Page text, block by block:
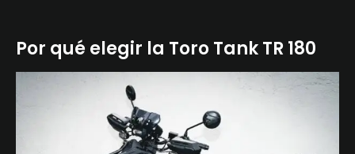
Por qué elegir la Toro Tank TR 180